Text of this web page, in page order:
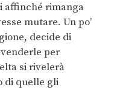
affinché rimanga
mutare. Un po’
decide di
per
si rivelerà
di quelle gli